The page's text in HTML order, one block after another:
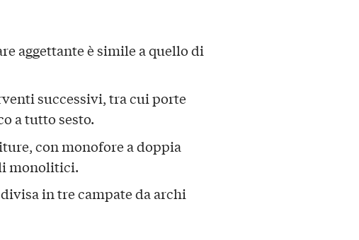
aggettante è simile a quello di
successivi, tra cui porte
a tutto sesto.
con monofore a doppia
monolitici.
in tre campate da archi